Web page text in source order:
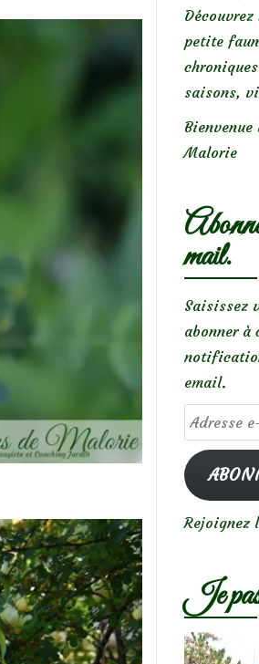
petite
saisons,
Malorie
mail.
Saisissez
abonner à
email.
Adresse
e-
mail
Rejoignez
Je